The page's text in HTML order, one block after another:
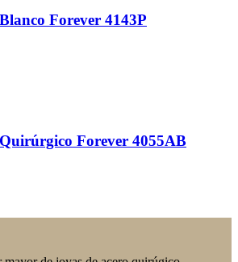
Forever 4143P
Forever 4055AB